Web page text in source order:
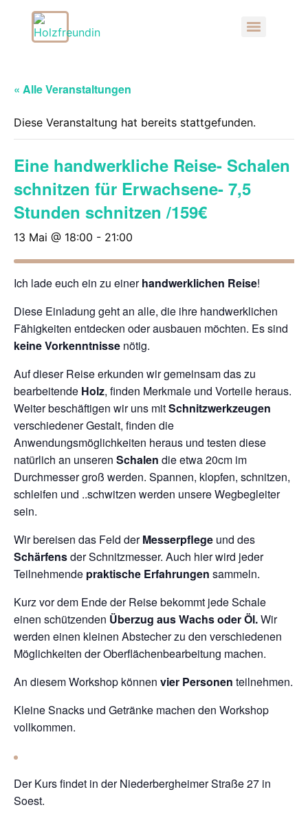
« Alle Veranstaltungen
Diese Veranstaltung hat bereits stattgefunden.
Eine handwerkliche Reise- Schalen
schnitzen für Erwachsene- 7,5
Stunden schnitzen /159€
13 Mai @ 18:00 - 21:00
Ich lade euch ein zu einerhandwerklichen Reise!
Diese Einladung geht an alle, die ihre handwerklichen
Fähigkeiten entdecken oder ausbauen möchten. Es sind
keine Vorkenntnisse nötig.
Auf dieser Reise erkunden wir gemeinsam das zu
bearbeitende Holz, finden Merkmale und Vorteile heraus.
Weiter beschäftigen wir uns mitSchnitzwerkzeugen
verschiedener Gestalt, finden die
Anwendungsmöglichkeiten heraus und testen diese
natürlich an unseren Schalen die etwa 20cm im
Durchmesser groß werden. Spannen, klopfen, schnitzen,
schleifen und ..schwitzen werden unsere Wegbegleiter
sein.
Wir bereisen das Feld derMesserpflege und des
Schärfensder Schnitzmesser. Auch hier wird jeder
Teilnehmende praktische Erfahrungen sammeln.
Kurz vor dem Ende der Reise bekommt jede Schale
einen schützenden Überzug aus Wachs oder Öl.Wir
werden einen kleinen Abstecher zu den verschiedenen
Möglichkeiten der Oberflächenbearbeitung machen.
An diesem Workshop können vier Personen teilnehmen.
Kleine Snacks und Getränke machen den Workshop
vollkommen.
Der Kurs findet in der Niederbergheimer Straße 27 in
Soest.